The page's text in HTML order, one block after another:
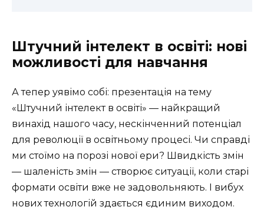
Штучний інтелект в освіті: нові
можливості для навчання
А тепер уявімо собі: презентація на тему
«Штучний інтелект в освіті» — найкращий
винахід нашого часу, нескінченний потенціал
для революції в освітньому процесі. Чи справді
ми стоїмо на порозі нової ери? Швидкість змін
— шаленість змін — створює ситуації, коли старі
формати освіти вже не задовольняють. І вибух
нових технологій здається єдиним виходом.